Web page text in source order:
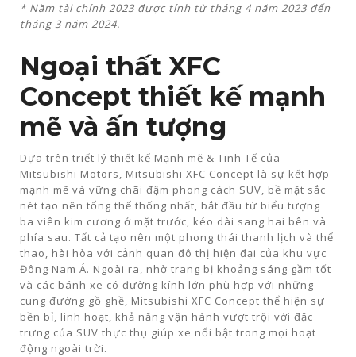
* Năm tài chính 2023 được tính từ tháng 4 năm 2023 đến
tháng 3 năm 2024.
Ngoại thất XFC
Concept thiết kế mạnh
mẽ và ấn tượng
Dựa trên triết lý thiết kế Mạnh mẽ & Tinh Tế của
Mitsubishi Motors, Mitsubishi XFC Concept là sự kết hợp
mạnh mẽ và vững chãi đậm phong cách SUV, bề mặt sắc
nét tạo nên tổng thể thống nhất, bắt đầu từ biểu tượng
ba viên kim cương ở mặt trước, kéo dài sang hai bên và
phía sau. Tất cả tạo nên một phong thái thanh lịch và thể
thao, hài hòa với cảnh quan đô thị hiện đại của khu vực
Đông Nam Á. Ngoài ra, nhờ trang bị khoảng sáng gầm tốt
và các bánh xe có đường kính lớn phù hợp với những
cung đường gồ ghề, Mitsubishi XFC Concept thể hiện sự
bền bỉ, linh hoạt, khả năng vận hành vượt trội với đặc
trưng của SUV thực thụ giúp xe nổi bật trong mọi hoạt
động ngoài trời.